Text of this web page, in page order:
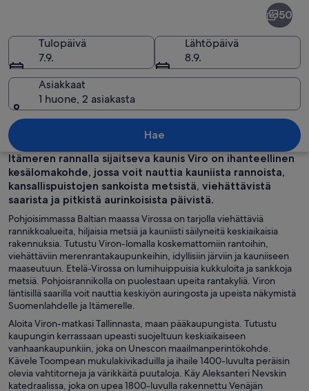
Kaupunkikuva, jossa näkyvästi
50
Tulopäivä
7.9.
Lähtöpäivä
8.9.
Asiakkaat
1 huone, 2 asiakasta
Hae
Itämeren rannalla sijaitseva kaunis Viro on ihanteellinen
kesälomakohde, jossa voit nauttia kauniista rannoista,
kansallispuistojen sankoista metsistä, viehättävistä
saarista ja pitkistä aurinkoisista päivistä.
Pohjoisimmassa Baltian maassa Virossa on tarjolla viehättäviä
rannikkoalueita, hiljaisia metsiä ja kauniisti säilyneitä keskiaikaisia
rakennuksia. Tutustu Viron-lomalla koskemattomiin rantoihin,
viehättäviin merenrantakaupunkeihin, idyllisiin järviin ja kauniiseen
maaseutuun. Etelä-Virossa on lumihuippuisia kukkuloita ja sankkoja
metsiä. Pohjoisrannikolla on puolestaan upeita rantakyliä. Viron
läntisillä saarilla voit nauttia keskiyön auringosta ja upeista näkymistä
Suomenlahdelle ja Itämerelle.
Aloita Viron-matkasi Tallinnasta, maan pääkaupungista. Tutustu
kaupungin kerrassaan upeasti suojeltuun keskiaikaiseen
vanhaankaupunkiin, joka on Unescon maailmanperintökohde.
Kävele Toompean mukulakivikaduilla ja ihaile 1400-luvulta peräisin
olevia vahtitorneja ja värikkäitä puutaloja. Käy Aleksanteri Nevskin
katedraalissa, joka on upea 1800-luvulla rakennettu Venäjän